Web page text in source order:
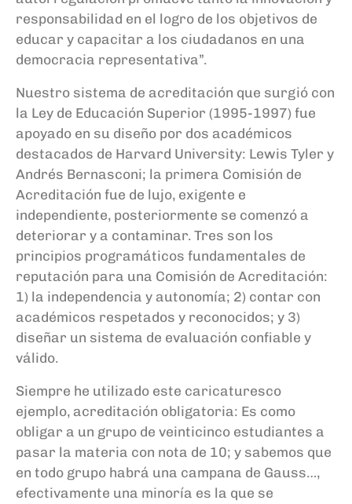
responsabilidad en el logro de los objetivos de
educar y capacitar a los ciudadanos en una
democracia representativa”.
Nuestro sistema de acreditación que surgió con
la Ley de Educación Superior (1995-1997) fue
apoyado en su diseño por dos académicos
destacados de Harvard University: Lewis Tyler y
Andrés Bernasconi; la primera Comisión de
Acreditación fue de lujo, exigente e
independiente, posteriormente se comenzó a
deteriorar y a contaminar. Tres son los
principios programáticos fundamentales de
reputación para una Comisión de Acreditación:
1) la independencia y autonomía; 2) contar con
académicos respetados y reconocidos; y 3)
diseñar un sistema de evaluación confiable y
válido.
Siempre he utilizado este caricaturesco
ejemplo, acreditación obligatoria: Es como
obligar a un grupo de veinticinco estudiantes a
pasar la materia con nota de 10; y sabemos que
en todo grupo habrá una campana de Gauss…,
efectivamente una minoría es la que se